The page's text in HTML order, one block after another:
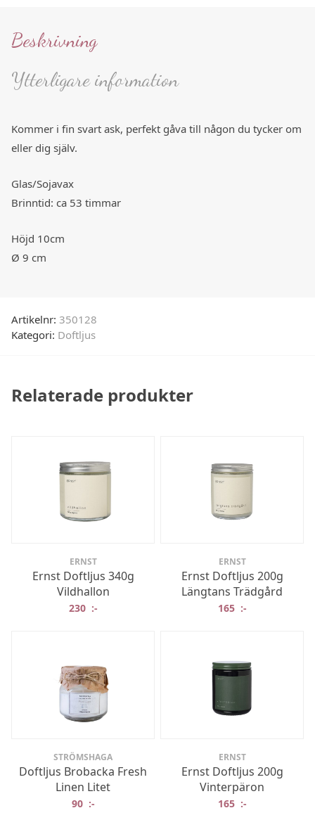
Beskrivning
Ytterligare information
Kommer i fin svart ask, perfekt gåva till någon du tycker om
eller dig själv.
Glas/Sojavax
Brinntid: ca 53 timmar
Höjd 10cm
Ø 9 cm
Artikelnr: 350128
Kategori: Doftljus
Relaterade produkter
ERNST
Ernst Doftljus 340g
Vildhallon
230 :-
ERNST
Ernst Doftljus 200g
Längtans Trädgård
165 :-
STRÖMSHAGA
Doftljus Brobacka Fresh
Linen Litet
90 :-
ERNST
Ernst Doftljus 200g
Vinterpäron
165 :-